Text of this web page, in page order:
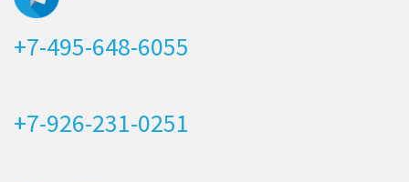
+7-495-648-6055
+7-926-231-0251